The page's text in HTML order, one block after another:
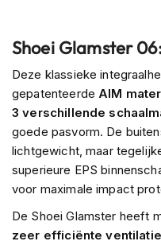
e
l
e
n
R
e
t
r
o
e
l
Shoei Glamster
Deze klassieke
gepatenteerde AIM
3 verschillende
goede pasvorm. De
lichtgewicht, maar
superieure EPS
voor maximale impact
De Shoei Glamster heeft
zeer efficiënte